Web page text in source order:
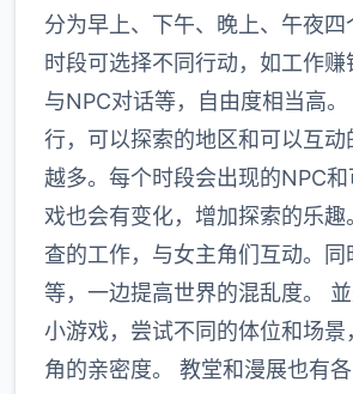
分为早上、下午、晚上、午夜
时段可选择不同行动，如工作赚
与NPC对话等，自由度相当高
行，可以探索的地区和可以互动
越多。每个时段会出现的NPC
戏也会有变化，增加探索的乐趣
查的工作，与女主角们互动。同
等，一边提高世界的混乱度。
小游戏，尝试不同的体位和场景
角的亲密度。 教堂和漫展也有